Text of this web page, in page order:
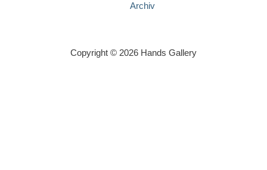
Archiv
Copyright © 2026 Hands Gallery